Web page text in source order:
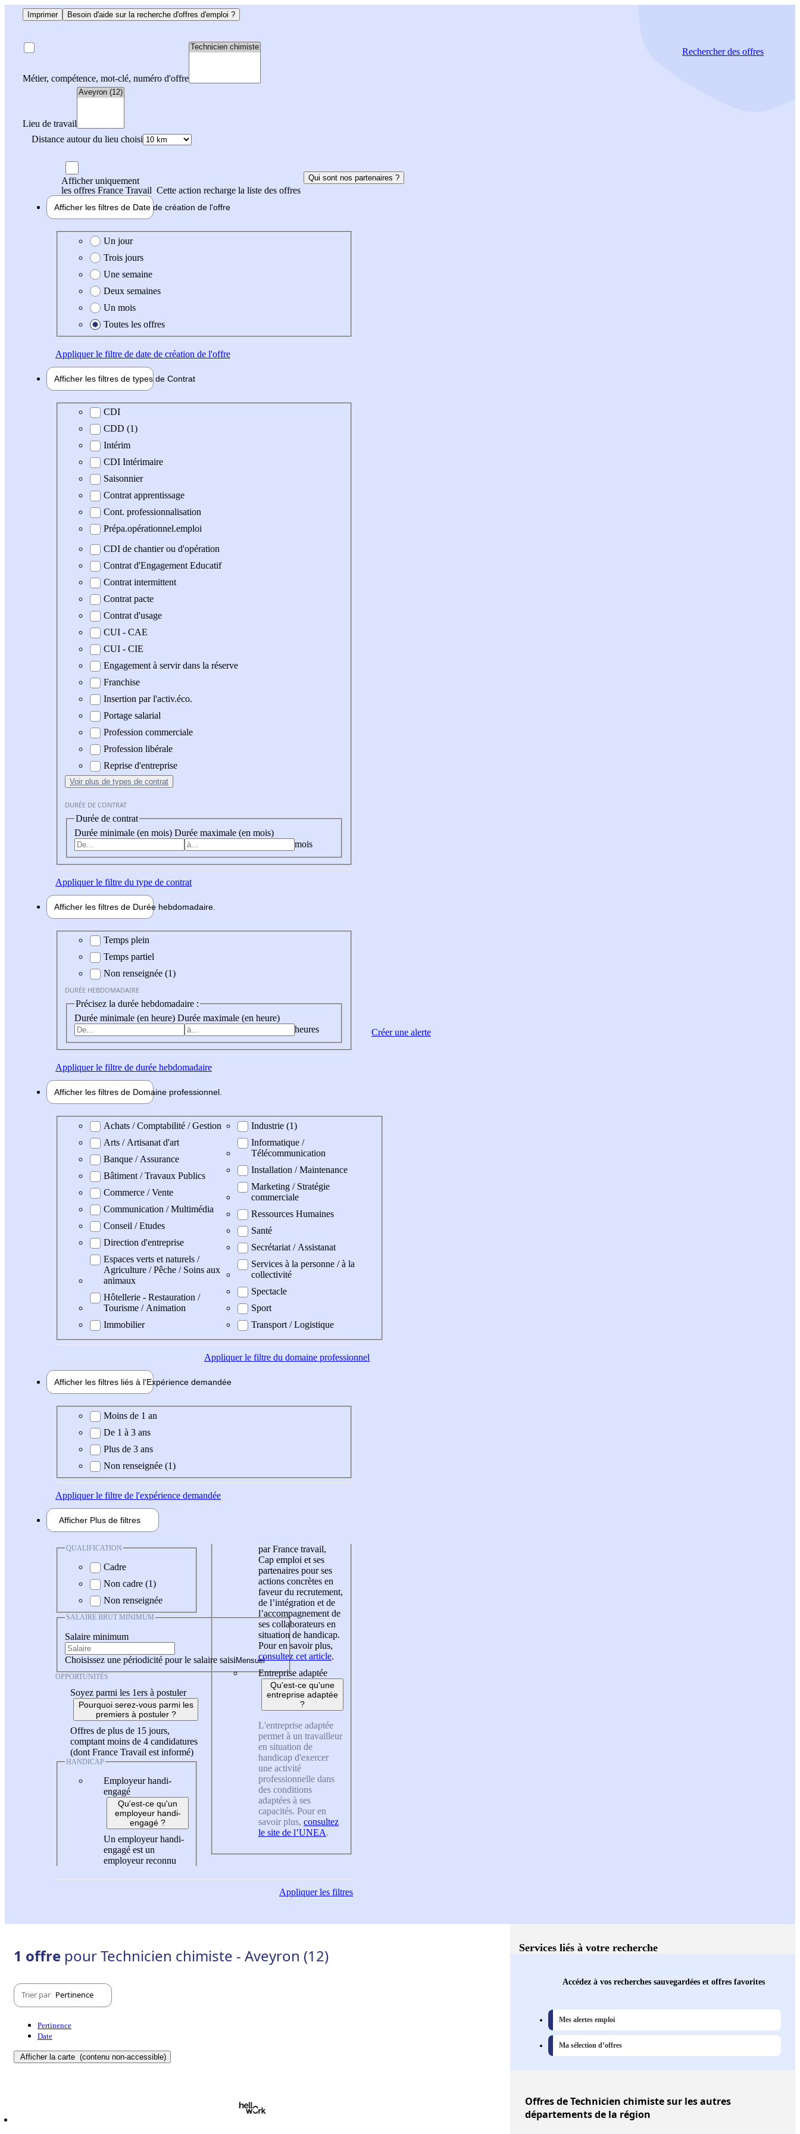
Imprimer Besoin d'aide sur la recherche d'offres d'emploi ?
Métier, compétence, mot-clé, numéro d'offre
Lieu de travail
Distance autour du lieu choisi
Rechercherdes offres
Afficher uniquement
les offres France Travail Cette action recharge la liste des offres
Qui sont nos partenaires ?
Afficher les filtres de Date de création de l'offre
Date de création de l'offre
Un jour
Trois jours
Une semaine
Deux semaines
Un mois
Toutes les offres
Appliquerle filtre de date de création de l'offre
Afficher les filtres de types de Contrat
Type de contrat
CDI
CDD (1)
Intérim
CDI Intérimaire
Saisonnier
Contrat apprentissage
Cont. professionnalisation
Prépa.opérationnel.emploi
CDI de chantier ou d'opération
Contrat d'Engagement Educatif
Contrat intermittent
Contrat pacte
Contrat d'usage
CUI - CAE
CUI - CIE
Engagement à servir dans la réserve
Franchise
Insertion par l'activ.éco.
Portage salarial
Profession commerciale
Profession libérale
Reprise d'entreprise
Voir plus de types de contrat
DURÉE DE CONTRAT
Durée de contrat
Durée minimale (en mois) Durée maximale (en mois)
mois
Appliquerle filtre du type de contrat
Afficher les filtres de Durée hebdomadaire
Durée hebdomadaire
Temps plein
Temps partiel
Non renseignée (1)
DURÉE HEBDOMADAIRE
Précisez la durée hebdomadaire :
Durée minimale (en heure) Durée maximale (en heure)
heures
Appliquerle filtre de durée hebdomadaire
Afficher les filtres de Domaine professionnel
Domaine professionel
Achats / Comptabilité / Gestion
Arts / Artisanat d'art
Banque / Assurance
Bâtiment / Travaux Publics
Commerce / Vente
Communication / Multimédia
Conseil / Etudes
Direction d'entreprise
Espaces verts et naturels /
Agriculture / Pêche / Soins aux
animaux
Hôtellerie - Restauration /
Tourisme / Animation
Immobilier
Industrie (1)
Informatique /
Télécommunication
Installation / Maintenance
Marketing / Stratégie
commerciale
Ressources Humaines
Santé
Secrétariat / Assistanat
Services à la personne / à la
collectivité
Spectacle
Sport
Transport / Logistique
Appliquerle filtre du domaine professionnel
Afficher les filtres liés à l'Expérience demandée
Expérience demandée
Moins de 1 an
De 1 à 3 ans
Plus de 3 ans
Non renseignée (1)
Appliquerle filtre de l'expérience demandée
Afficher Plus de filtres
QUALIFICATION
Cadre
Non cadre (1)
Non renseignée
SALAIRE BRUT MINIMUM
Salaire minimum
Choisissez une périodicité pour le salaire saisi
OPPORTUNITÉS
Soyez parmi les 1ers à postuler
Pourquoi serez-vous parmi les
premiers à postuler ?
Offres de plus de 15 jours,
comptant moins de 4 candidatures
(dont France Travail est informé)
HANDICAP
Employeur handi-
engagé
Qu'est-ce qu'un
employeur handi-
engagé ?
Un employeur handi-
engagé est un
employeur reconnu
par France travail,
Cap emploi et ses
partenaires pour ses
actions concrètes en
faveur du recrutement,
de l’intégration et de
l’accompagnement de
ses collaborateurs en
situation de handicap.
Pour en savoir plus,
consultez cet article.
Entreprise adaptée
Qu'est-ce qu'une
entreprise adaptée
?
L'entreprise adaptée
permet à un travailleur
en situation de
handicap d'exercer
une activité
professionnelle dans
des conditions
adaptées à ses
capacités. Pour en
savoir plus, consultez
le site de l’UNEA.
Appliquerles filtres
Créer une alerte
1 offre pour Technicien chimiste - Aveyron (12)
Trier par Pertinence
Pertinence
Date
Afficher la carte (contenu non-accessible)
Services liés à votre recherche
Accédez à vos recherches sauvegardées et offres favorites
Mes alertes emploi
Ma sélection d’offres
Offresde Technicien chimiste sur les autres
départements de la région